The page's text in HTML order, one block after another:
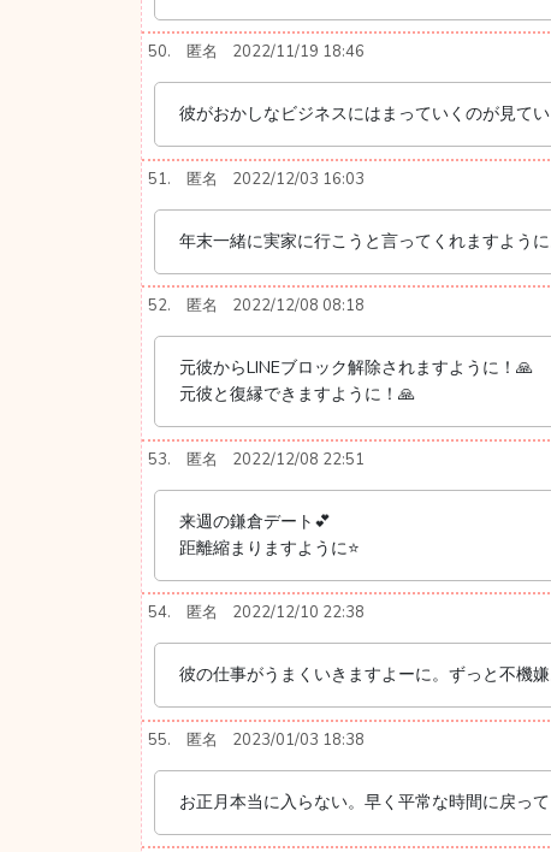
50. 匿名 2022/11/19 18:46
彼がおかしなビジネスにはまっていくのが見て
51. 匿名 2022/12/03 16:03
年末一緒に実家に行こうと言ってくれますように
52. 匿名 2022/12/08 08:18
元彼からLINEブロック解除されますように！🙏
元彼と復縁できますように！🙏
53. 匿名 2022/12/08 22:51
来週の鎌倉デート💕
距離縮まりますように⭐️
54. 匿名 2022/12/10 22:38
彼の仕事がうまくいきますよーに。ずっと不機嫌
55. 匿名 2023/01/03 18:38
お正月本当に入らない。早く平常な時間に戻っ